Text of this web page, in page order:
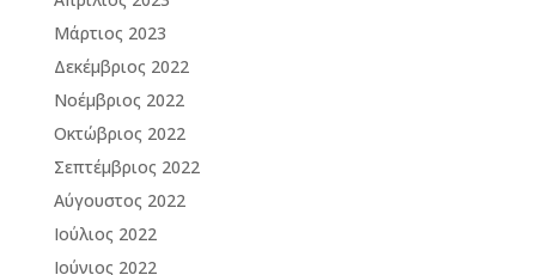
Μάρτιος 2023
Δεκέμβριος 2022
Νοέμβριος 2022
Οκτώβριος 2022
Σεπτέμβριος 2022
Αύγουστος 2022
Ιούλιος 2022
Ιούνιος 2022